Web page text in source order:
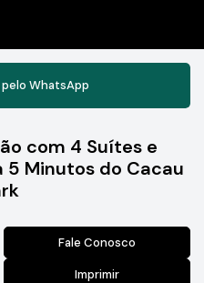
WhatsApp
com 4 Suítes e
5 Minutos do Cacau
Fale Conosco
Imprimir